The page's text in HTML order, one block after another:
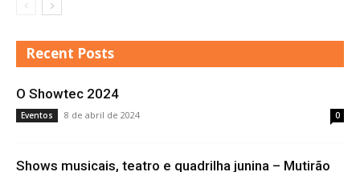
Recent Posts
O Showtec 2024
Eventos 8 de abril de 2024 0
Shows musicais, teatro e quadrilha junina – Mutirão